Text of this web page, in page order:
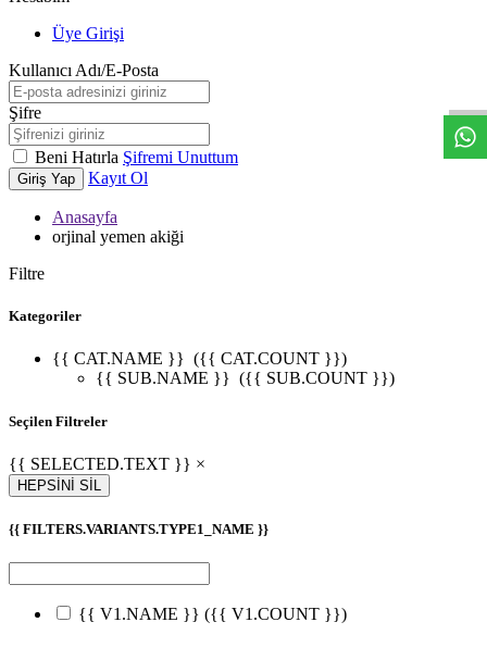
Üye Girişi
Kullanıcı Adı/E-Posta
Şifre
Beni Hatırla Şifremi Unuttum
Giriş Yap Kayıt Ol
Anasayfa
orjinal yemen akiği
Filtre
Kategoriler
{{ CAT.NAME }} ({{ CAT.COUNT }})
{{ SUB.NAME }} ({{ SUB.COUNT }})
Seçilen Filtreler
{{ SELECTED.TEXT }} ×
HEPSİNİ SİL
{{ FILTERS.VARIANTS.TYPE1_NAME }}
{{ V1.NAME }} ({{ V1.COUNT }})